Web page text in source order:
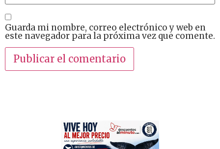
Guarda mi nombre, correo electrónico y web en
este navegador para la próxima vez que comente.